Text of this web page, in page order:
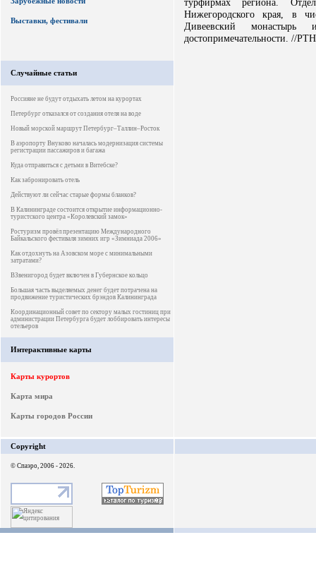
Выставки, фестивали
Случайные статьи
Россияне не будут отдыхать летом на курортах
Петербург отказался от создания отеля на воде
Новый морской маршрут Петербург–Таллин–Росток
В аэропорту Внуково началась модернизация системы
регистрации пассажиров и багажа
Куда отправиться с детьми в Витебске?
Как забронировать отель
Действуют ли сейчас старые формы бланков?
В Калининграде состоится открытие информационно-
туристского центра «Королевский замок»
Ростуризм провёл презентацию Международного
Байкальского фестиваля зимних игр «Зимниада 2006»
Как отдохнуть на Азовском море с минимальными
затратами?
ВЗвенигород будет включен в Губернское кольцо
Большая часть выделяемых денег будет потрачена на
продвижение туристических брэндов Калининграда
Координационный совет по сектору малых гостиниц при
администрации Петербурга будет лоббировать интересы
отельеров
Интерактивные карты
Карты курортов
Карта мира
Карты городов России
Нижегородского края, в
Дивеевский
достопримечательности. //РТН
Copyright
© Спаэро, 2006 - 2026.